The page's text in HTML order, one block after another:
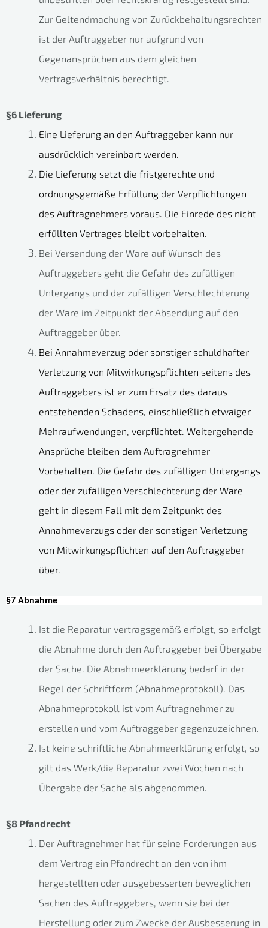
Zur Geltendmachung von Zurückbehaltungsrechten
ist der Auftraggeber nur aufgrund von
Gegenansprüchen aus dem gleichen
Vertragsverhältnis berechtigt.
§6 Lieferung
Eine Lieferung an den Auftraggeber kann nur
ausdrücklich vereinbart werden.
Die Lieferung setzt die fristgerechte und
ordnungsgemäße Erfüllung der Verpflichtungen
des Auftragnehmers voraus. Die Einrede des nicht
erfüllten Vertrages bleibt vorbehalten.
Bei Versendung der Ware auf Wunsch des
Auftraggebers geht die Gefahr des zufälligen
Untergangs und der zufälligen Verschlechterung
der Ware im Zeitpunkt der Absendung auf den
Auftraggeber über.
Bei Annahmeverzug oder sonstiger schuldhafter
Verletzung von Mitwirkungspflichten seitens des
Auftraggebers ist er zum Ersatz des daraus
entstehenden Schadens, einschließlich etwaiger
Mehraufwendungen, verpflichtet. Weitergehende
Ansprüche bleiben dem Auftragnehmer
Vorbehalten. Die Gefahr des zufälligen Untergangs
oder der zufälligen Verschlechterung der Ware
geht in diesem Fall mit dem Zeitpunkt des
Annahmeverzugs oder der sonstigen Verletzung
von Mitwirkungspflichten auf den Auftraggeber
über.
§7 Abnahme
Ist die Reparatur vertragsgemäß erfolgt, so erfolgt
die Abnahme durch den Auftraggeber bei Übergabe
der Sache. Die Abnahmeerklärung bedarf in der
Regel der Schriftform (Abnahmeprotokoll). Das
Abnahmeprotokoll ist vom Auftragnehmer zu
erstellen und vom Auftraggeber gegenzuzeichnen.
Ist keine schriftliche Abnahmeerklärung erfolgt, so
gilt das Werk/die Reparatur zwei Wochen nach
Übergabe der Sache als abgenommen.
§8 Pfandrecht
Der Auftragnehmer hat für seine Forderungen aus
dem Vertrag ein Pfandrecht an den von ihm
hergestellten oder ausgebesserten beweglichen
Sachen des Auftraggebers, wenn sie bei der
Herstellung oder zum Zwecke der Ausbesserung in